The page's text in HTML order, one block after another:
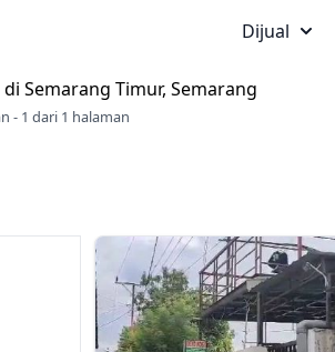
Dijual
di Semarang Timur, Semarang
- 1 dari 1 halaman